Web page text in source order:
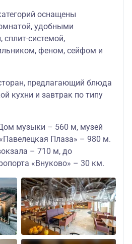
оснащены
удобными
системой,
феном, сейфом и
предлагающий блюда
кухни и завтрак по типу
музыки – 560 м, музей
Плаза» – 980 м.
– 710 м, до
«Внуково» – 30 км.